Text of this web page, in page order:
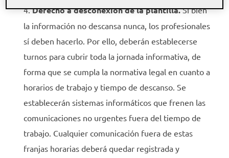
Derecho a desconexión de la plantilla.Si bien
la información no descansa nunca, los profesionales
sí deben hacerlo. Por ello, deberán establecerse
turnos para cubrir toda la jornada informativa, de
forma que se cumpla la normativa legal en cuanto a
horarios de trabajo y tiempo de descanso. Se
establecerán sistemas informáticos que frenen las
comunicaciones no urgentes fuera del tiempo de
trabajo. Cualquier comunicación fuera de estas
franjas horarias deberá quedar registrada y